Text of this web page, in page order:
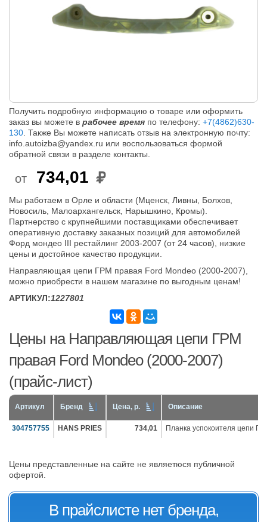
Получить подробную информацию о товаре или оформить
заказ вы можете в рабочее время по телефону: +7(4862)630-
130 . Также Вы можете написать отзыв на электронную почту:
info.autoizba@yandex.ru или воспользоваться формой
обратной связи в разделе контакты.
от 734,01
Мы работаем в Орле и области (Мценск, Ливны, Болхов,
Новосиль, Малоархангельск, Нарышкино, Кромы).
Партнерство с крупнейшими поставщиками обеспечивает
оперативную доставку заказных позиций для автомобилей
Форд мондео III рестайлинг 2003-2007 (от 24 часов), низкие
цены и достойное качество продукции.
Направляющая цепи ГРМ правая Ford Mondeo (2000-2007),
можно приобрести в нашем магазине по выгодным ценам!
АРТИКУЛ:1227801
Цены на Направляющая цепи ГРМ
правая Ford Mondeo (2000-2007)
(прайс-лист)
Артикул Бренд Цена, р. Описание
304757755 HANS PRIES 734,01 Планка успокоителя цепи
Цены представленные на сайте не являетюся публичной
офертой.
В прайслисте нет бренда,